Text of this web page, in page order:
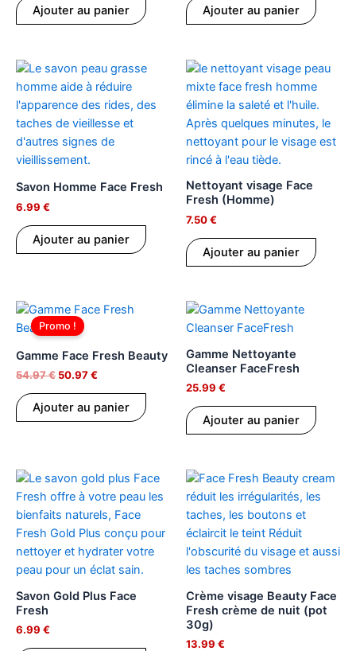
Ajouter au panier Ajouter au panier
Savon Homme Face Fresh
6.99 €
Ajouter au panier
Nettoyant visage Face
Fresh (Homme)
7.50€
Ajouter au panier
Promo !
Gamme Face Fresh Beauty
54.97€
Le
prix
initial
54.97 €.
50.97€
Le
50.97 €.
Ajouter au panier
Gamme Nettoyante
Cleanser FaceFresh
25.99 €
Ajouter au panier
Savon Gold Plus Face
Fresh
6.99 €
Crème visage Beauty Face
Fresh crème de nuit (pot
30g)
13.99 €